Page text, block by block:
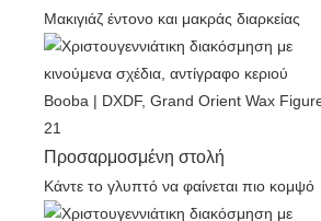
Μακιγιάζ έντονο και μακράς διαρκείας
Προσαρμοσμένη στολή
Κάντε το γλυπτό να φαίνεται πιο κομψό